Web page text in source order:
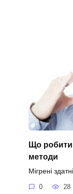
Що робити
методи
Мігрені
0 28